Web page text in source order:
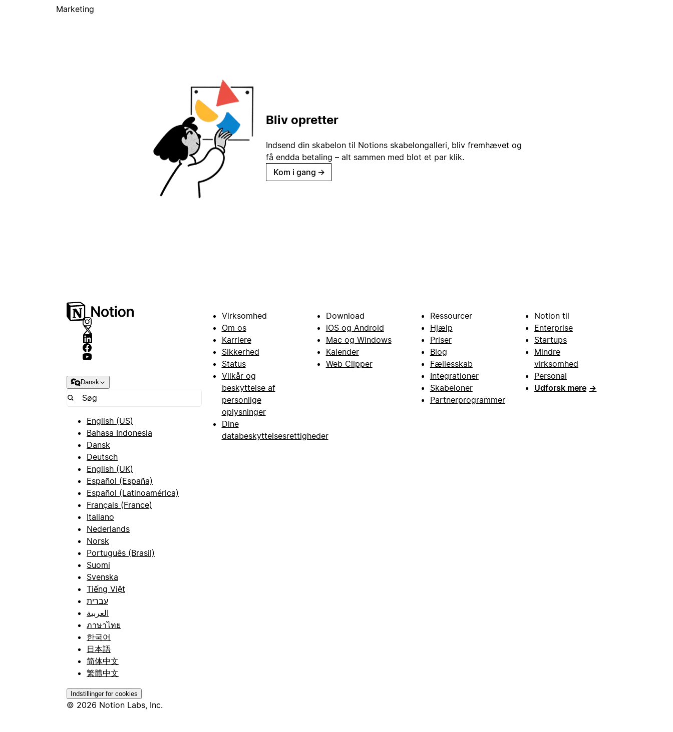
Marketing
Bliv opretter
Indsend din skabelon til Notions skabelongalleri, bliv fremhævet og
få endda betaling – alt sammen med blot et par klik.
Kom i gang →
Dansk
English (US)
Bahasa Indonesia
Dansk
Deutsch
English (UK)
Español (España)
Español (Latinoamérica)
Français (France)
Italiano
Nederlands
Norsk
Português (Brasil)
Suomi
Svenska
Tiếng Việt
עברית
العربية
ภาษาไทย
한국어
日本語
简体中文
繁體中文
Indstillinger for cookies
© 2026 Notion Labs, Inc.
Virksomhed
Om os
Karriere
Sikkerhed
Status
Vilkår og
beskyttelse af
personlige
oplysninger
Dine
databeskyttelsesrettigheder
Download
iOS og Android
Mac og Windows
Kalender
Web Clipper
Ressourcer
Hjælp
Priser
Blog
Fællesskab
Integrationer
Skabeloner
Partnerprogrammer
Notion til
Enterprise
Startups
Mindre
virksomhed
Personal
Udforsk mere →